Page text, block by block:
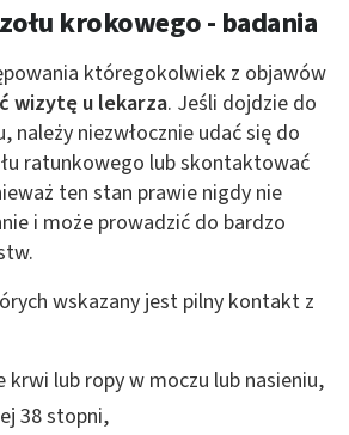
krokowego - badania
któregokolwiek z objawów
wizytę u lekarza. Jeśli dojdzie do
należy niezwłocznie udać się do
ratunkowego lub skontaktować
ten stan prawie nigdy nie
i może prowadzić do bardzo
wskazany jest pilny kontakt z
krwi lub ropy w moczu lub nasieniu,
38 stopni,